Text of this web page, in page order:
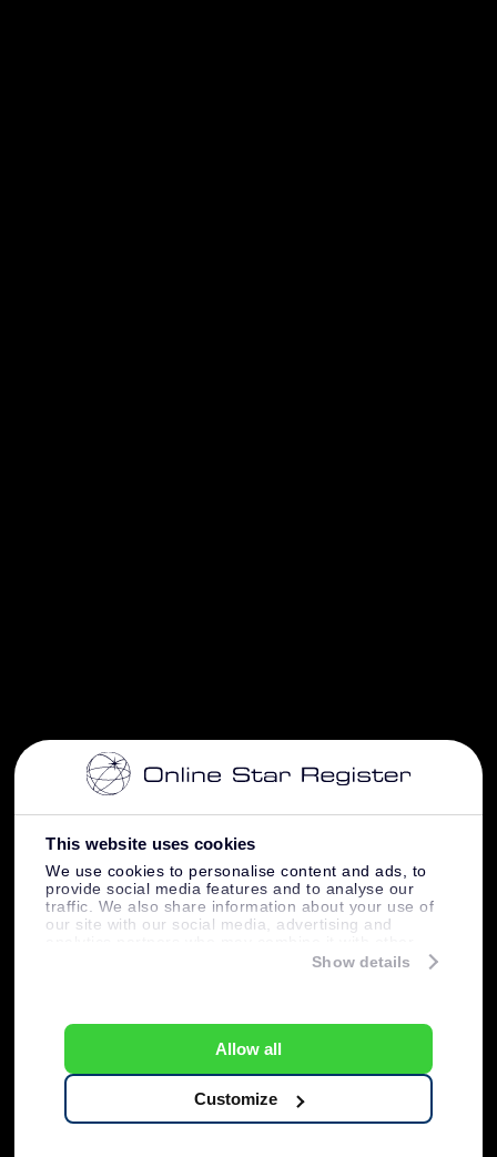
This website uses cookies
We use cookies to personalise content and ads, to
provide social media features and to analyse our
traffic. We also share information about your use of
our site with our social media, advertising and
information that you’ve provided to them or that
Show details
Allow all
Customize